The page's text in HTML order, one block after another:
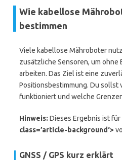
Wie kabellose
bestimmen
Viele kabellose Mähroboter
zusätzliche Sensoren, um ohne
arbeiten. Das Ziel ist eine
Positionsbestimmung. Du sollst
funktioniert und welche
Hinweis: Dieses Ergebnis ist
class=’article-background‘>
GNSS / GPS kurz erklärt